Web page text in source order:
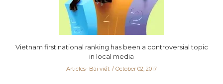
Vietnam first national ranking has been a controversial topic
in local media
Articles- Bài viết October 02, 2017